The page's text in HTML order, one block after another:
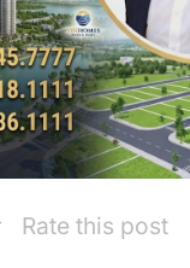
Rate this post